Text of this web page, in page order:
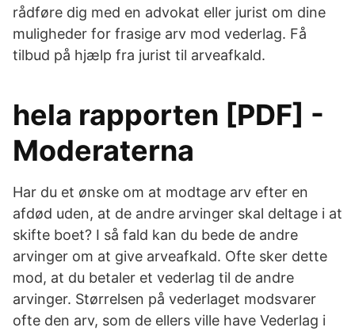
rådføre dig med en advokat eller jurist om dine
muligheder for frasige arv mod vederlag. Få
tilbud på hjælp fra jurist til arveafkald.
hela rapporten [PDF] -
Moderaterna
Har du et ønske om at modtage arv efter en
afdød uden, at de andre arvinger skal deltage i at
skifte boet? I så fald kan du bede de andre
arvinger om at give arveafkald. Ofte sker dette
mod, at du betaler et vederlag til de andre
arvinger. Størrelsen på vederlaget modsvarer
ofte den arv, som de ellers ville have Vederlag i